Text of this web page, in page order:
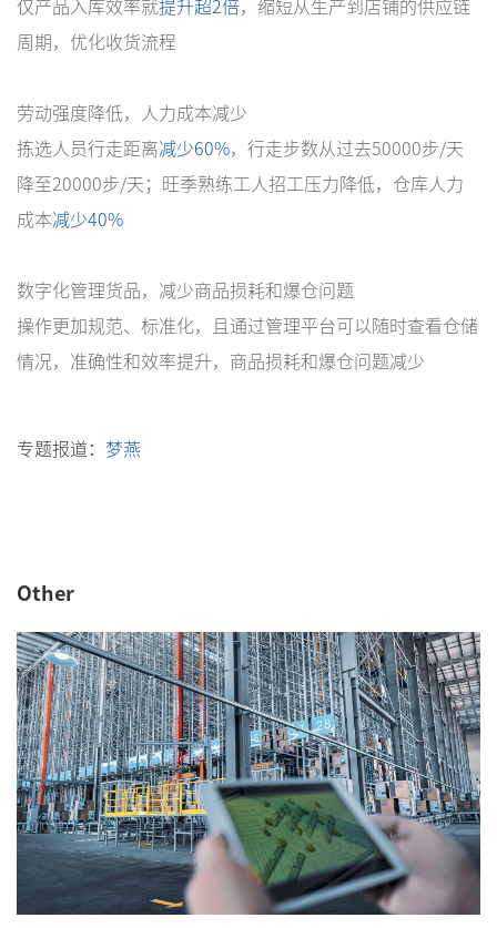
仅产品入库效率就提升超2倍，缩短从生产到店铺的供应链
周期，优化收货流程
劳动强度降低，人力成本减少
拣选人员行走距离减少60%，行走步数从过去50000步/天
降至20000步/天；旺季熟练工人招工压力降低，仓库人力
成本减少40%
数字化管理货品，减少商品损耗和爆仓问题
操作更加规范、标准化，且通过管理平台可以随时查看仓储
情况，准确性和效率提升，商品损耗和爆仓问题减少
专题报道： 梦燕
Other